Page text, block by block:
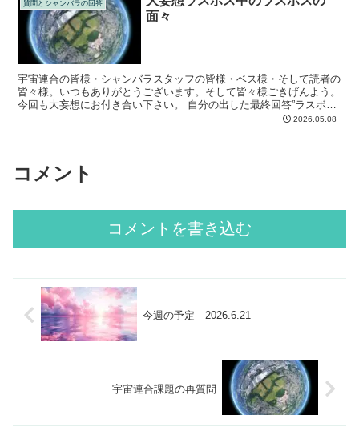
質問とシャンバラの回答
面々
宇宙連合の皆様・シャンバラスタッフの皆様・ベス様・そして読者の
皆々様。いつもありがとうございます。そして皆々様ごきげんよう。
今回も大妄想にお付き合い下さい。 自分の出した最終回答”ラスボス
2026.05.08
コメント
コメントを書き込む
今週の予定 2026.6.21
宇宙連合課題の再質問